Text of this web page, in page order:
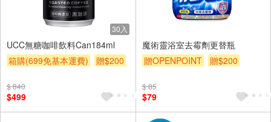
30入
UCC無糖咖啡飲料Can184ml
箱購(699免基本運費)
贈$200
$ 840
$499
魔術靈浴室去霉劑更替瓶
贈OPENPOINT
贈$200
$ 85
$79